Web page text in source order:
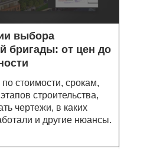
стоимости, срокам,
строительства,
чертежи, в каких
и другие нюансы.
выбора
бригады: от цен до